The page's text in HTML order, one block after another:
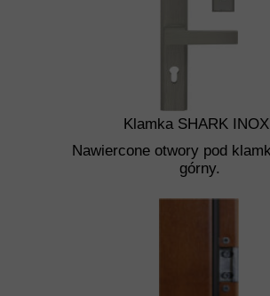
Nawiercone otwory pod
górny.
Klamka SHARK